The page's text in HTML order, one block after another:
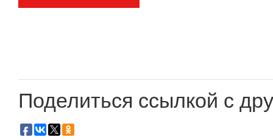
Поделиться ссылкой с